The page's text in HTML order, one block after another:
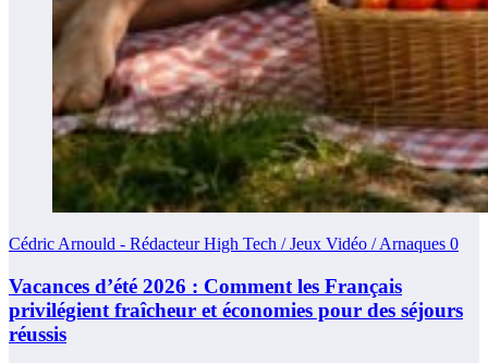
Cédric Arnould - Rédacteur High Tech / Jeux Vidéo / Arnaques 0
Vacances d’été 2026 : Comment les Français
privilégient fraîcheur et économies pour des séjours
réussis